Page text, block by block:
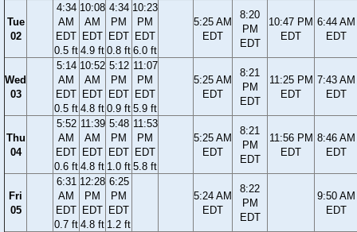
Tue
02
4:34
AM
EDT
0.5 ft
10:08
AM
EDT
4.9 ft
4:34
PM
EDT
0.8 ft
10:23
PM
EDT
6.0 ft
5:25 AM
EDT
8:20
PM
EDT
10:47 PM
EDT
6:44 AM
EDT
Wed
03
5:14
AM
EDT
0.5 ft
10:52
AM
EDT
4.8 ft
5:12
PM
EDT
0.9 ft
11:07
PM
EDT
5.9 ft
5:25 AM
EDT
8:21
PM
EDT
11:25 PM
EDT
7:43 AM
EDT
Thu
04
5:52
AM
EDT
0.6 ft
11:39
AM
EDT
4.8 ft
5:48
PM
EDT
1.0 ft
11:53
PM
EDT
5.8 ft
5:25 AM
EDT
8:21
PM
EDT
11:56 PM
EDT
8:46 AM
EDT
Fri
05
6:31
AM
EDT
0.7 ft
12:28
PM
EDT
4.8 ft
6:25
PM
EDT
1.2 ft
5:24 AM
EDT
8:22
PM
EDT
9:50 AM
EDT